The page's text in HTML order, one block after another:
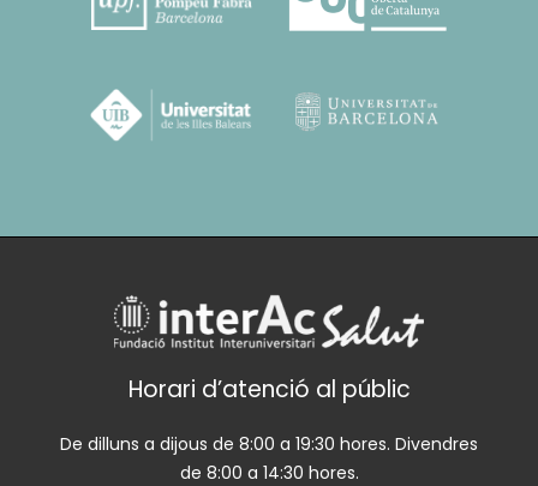
Horari d’atenció al públic
De dilluns a dijous de 8:00 a 19:30 hores. Divendres
de 8:00 a 14:30 hores.